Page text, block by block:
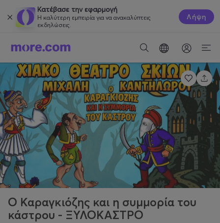
Κατέβασε την εφαρμογή
Η καλύτερη εμπειρία για να ανακαλύπτεις
εκδηλώσεις.
Λήψη
Ο Καραγκιόζης και η συμμορία του
κάστρου - ΞΥΛΟΚΑΣΤΡΟ